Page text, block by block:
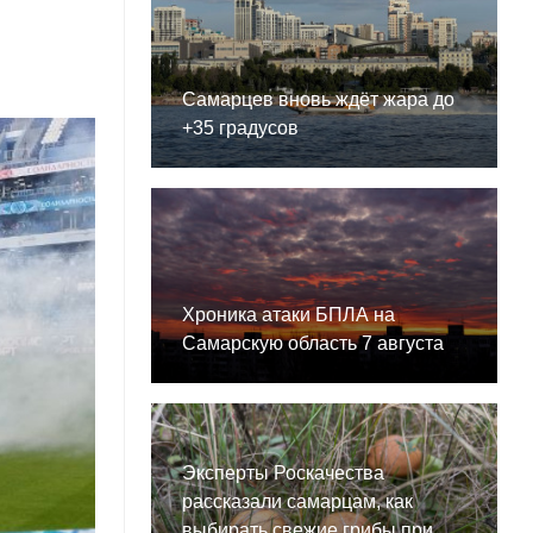
Самарцев вновь ждёт жара до
+35 градусов
Хроника атаки БПЛА на
Самарскую область 7 августа
Эксперты Роскачества
рассказали самарцам, как